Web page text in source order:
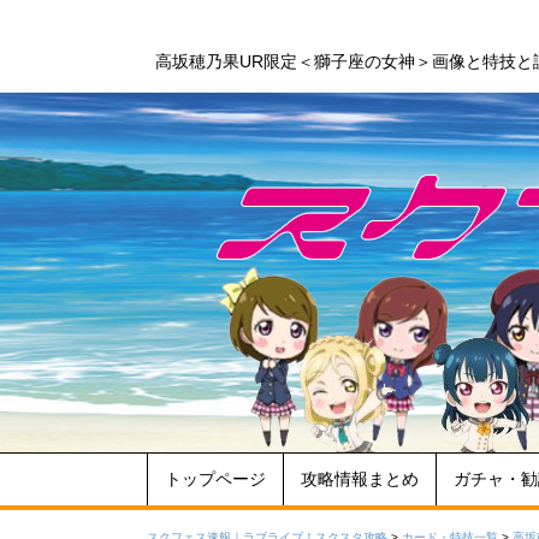
高坂穂乃果UR限定＜獅子座の女神＞画像と特技
トップページ 攻略情報まとめ ガチャ・